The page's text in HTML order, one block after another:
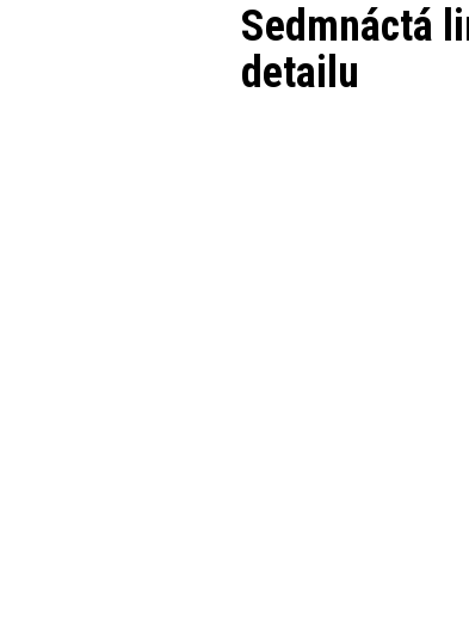
Sedmnáctá
detailu